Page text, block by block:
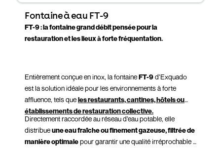
Fontaine à eau FT-9
FT-9 : la fontaine grand débit pensée pour la
restauration et les lieux à forte fréquentation.
Entièrement conçue en inox, la fontaineFT-9d’Exquado
est la solution idéale pour les environnements à forte
affluence, tels queles restaurants, cantines, hôtels ou
établissements de restauration collective.
Directement raccordée au réseau d’eau potable, elle
distribueune eau fraîche ou finement gazeuse, filtrée de
manière optimalepour garantir une qualité irréprochable à